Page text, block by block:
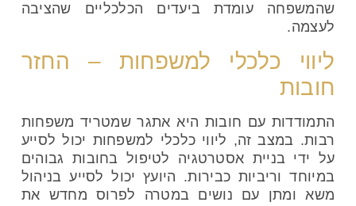
שהמשפחה עומדת ביעדים הכלכליים שהציבה
לעצמה.
ליווי כלכלי למשפחות – החזר
חובות
התמודדות עם חובות היא אתגר שמטריד משפחות
רבות. במצב זה, ליווי כלכלי למשפחות יכול לסייע
על ידי בניית אסטרטגיה לטיפול בחובות גבוהים
במיוחד וריביות כבירות. היועץ יכול לסייע בניהול
משא ומתן עם נושים במטרה לפרוס מחדש את